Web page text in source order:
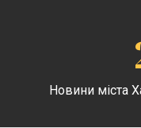
Новини міста